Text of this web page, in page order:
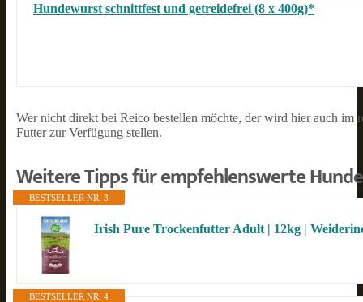
Hundewurst schnittfest und getreidefrei (8 x 400g)*
Wer nicht direkt bei Reico bestellen möchte, der wird hier auch im
Futter zur Verfügung stellen.
Weitere Tipps für empfehlenswerte
BESTSELLER NR. 3
BESTSELLER NR. 4